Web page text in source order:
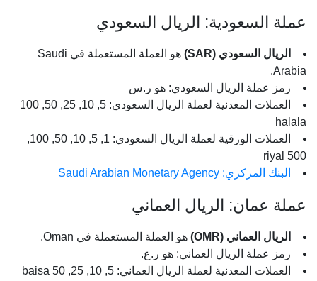
عملة السعودية: الريال السعودي
الريال السعودي (SAR)
هو العملة المستعملة في Saudi
Arabia.
رمز عملة الريال السعودي: هو ر.س
العملات المعدنية لعملة الريال السعودي: 5, 10, 25, 50, 100
halala
العملات الورقية لعملة الريال السعودي: 1, 5, 10, 50, 100,
500 riyal
البنك المركزي: Saudi Arabian Monetary Agency
عملة عمان: الريال العماني
الريال العماني (OMR)
هو العملة المستعملة في Oman.
رمز عملة الريال العماني: هو ر.ع.
العملات المعدنية لعملة الريال العماني: 5, 10, 25, 50 baisa